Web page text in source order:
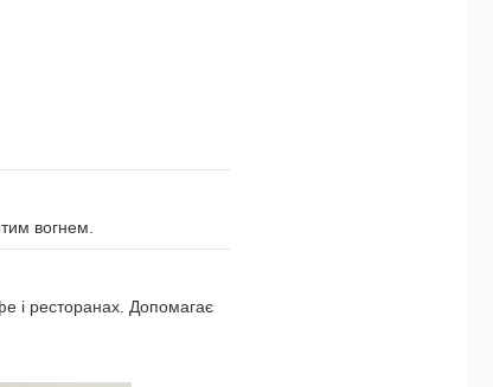
вогнем.
і ресторанах. Допомагає